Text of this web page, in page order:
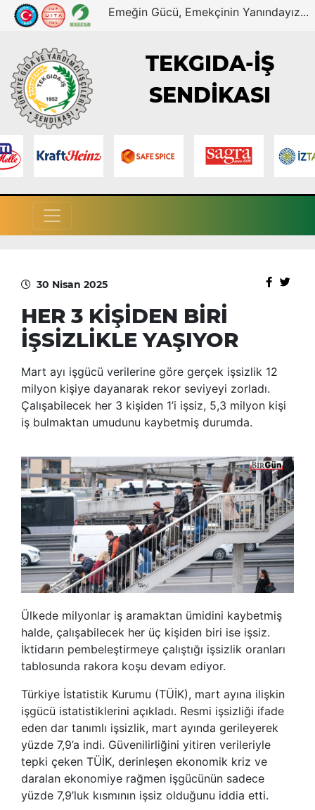
Emeğin Gücü, Emekçinin Yanındayız...
TEKGIDA-İŞ
SENDİKASI
30 Nisan 2025
HER 3 KİŞİDEN BİRİ
İŞSİZLİKLE YAŞIYOR
Mart ayı işgücü verilerine göre gerçek işsizlik 12
milyon kişiye dayanarak rekor seviyeyi zorladı.
Çalışabilecek her 3 kişiden 1’i işsiz, 5,3 milyon kişi
iş bulmaktan umudunu kaybetmiş durumda.
Ülkede milyonlar iş aramaktan ümidini kaybetmiş
halde, çalışabilecek her üç kişiden biri ise işsiz.
İktidarın pembeleştirmeye çalıştığı işsizlik oranları
tablosunda rakora koşu devam ediyor.
Türkiye İstatistik Kurumu (TÜİK), mart ayına ilişkin
işgücü istatistiklerini açıkladı. Resmi işsizliği ifade
eden dar tanımlı işsizlik, mart ayında gerileyerek
yüzde 7,9’a indi. Güvenilirliğini yitiren verileriyle
tepki çeken TÜİK, derinleşen ekonomik kriz ve
daralan ekonomiye rağmen işgücünün sadece
yüzde 7,9’luk kısmının işsiz olduğunu iddia etti.